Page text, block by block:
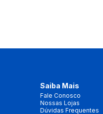
Saiba Mais
Fale Conosco
Nossas Lojas
Dúvidas Frequentes